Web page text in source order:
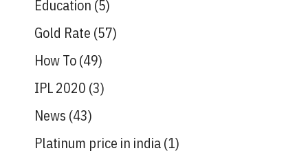
Education (5)
Gold Rate (57)
How To(49)
IPL 2020 (3)
News (43)
Platinum price in india(1)